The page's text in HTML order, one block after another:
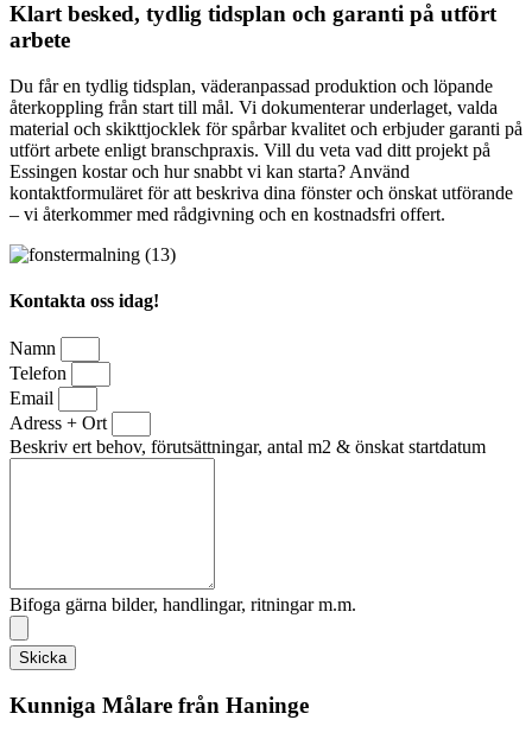
Klart besked, tydlig tidsplan och garanti på utfört
arbete
Du får en tydlig tidsplan, väderanpassad produktion och löpande
återkoppling från start till mål. Vi dokumenterar underlaget, valda
material och skikttjocklek för spårbar kvalitet och erbjuder garanti på
utfört arbete enligt branschpraxis. Vill du veta vad ditt projekt på
Essingen kostar och hur snabbt vi kan starta? Använd
kontaktformuläret för att beskriva dina fönster och önskat utförande
– vi återkommer med rådgivning och en kostnadsfri offert.
Kontakta oss idag!
Namn
Telefon
Email
Adress + Ort
Beskriv ert behov, förutsättningar, antal m2 & önskat startdatum
Bifoga gärna bilder, handlingar, ritningar m.m.
Skicka
Kunniga Målare från Haninge